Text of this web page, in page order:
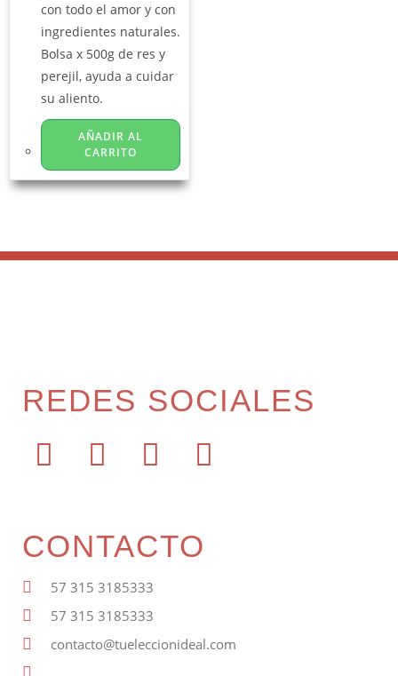
con todo el amor y con
ingredientes naturales.
Bolsa x 500g de res y
perejil, ayuda a cuidar
su aliento.
AÑADIR AL
CARRITO
REDES SOCIALES
CONTACTO
57 315 3185333
57 315 3185333
contacto@tueleccionideal.com